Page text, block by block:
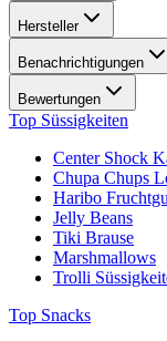
Hersteller
Benachrichtigungen
Bewertungen
Top Süssigkeiten
Center Shock
Chupa Chups
Haribo
Jelly Beans
Tiki Brause
Marshmallows
Trolli
Top Snacks